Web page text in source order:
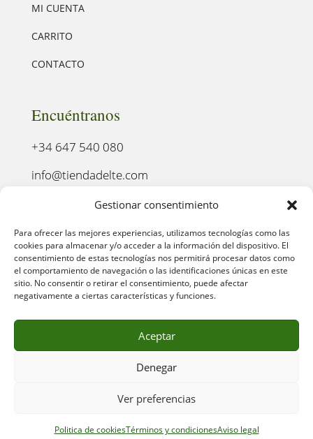
Gestionar consentimiento
Para ofrecer las mejores experiencias, utilizamos tecnologías como las
cookies para almacenar y/o acceder a la información del dispositivo. El
consentimiento de estas tecnologías nos permitirá procesar datos como
el comportamiento de navegación o las identificaciones únicas en este
sitio. No consentir o retirar el consentimiento, puede afectar
negativamente a ciertas características y funciones.
Aceptar
Denegar
Ver preferencias
Politica de cookiesTérminos y condicionesAviso legal
MI CUENTA
CARRITO
CONTACTO
Encuéntranos
+34 647 540 080
info@tiendadelte.com
Punto oficial de recogida:
C. Pozo, 13, 24003. León
POLÍTICA DE PRIVACIDAD
POLÍTICA DE COMPRA
ENVÍO Y ENTREGA TÉRMINOS Y CONDICIONES